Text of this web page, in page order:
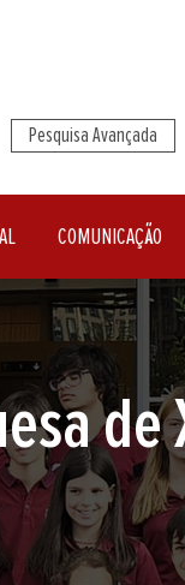
Pesquisa Avançada
COMUNICAÇÃO